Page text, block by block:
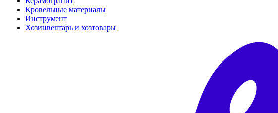
Кровельные материалы
Инструмент
Хозинвентарь и хозтовары